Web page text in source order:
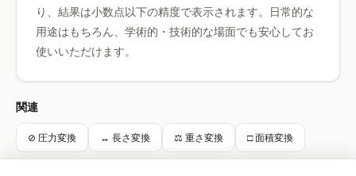
り、結果は小数点以下の精度で表示されます。日常的な
用途はもちろん、学術的・技術的な場面でも安心してお
使いいただけます。
関連
⊘ 圧力変換 ↔ 長さ変換 ⚖ 重さ変換 □ 面積変換